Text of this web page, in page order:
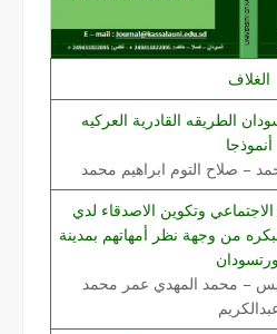
الغلاف
الطريقه القادرية العركيه
أنموذجا
– صلاح التوم ابراهيم محمد
وتكوين الاصدقاء لدي
من وجهة نظر أمهاتهم بمدينة
– محمد المهدي عمر محمد